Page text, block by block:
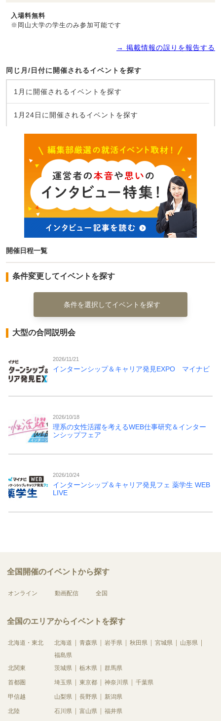
入場料無料
※岡山大学の学生のみ参加可能です
→ 掲載情報の誤りを報告する
同じ月/日付に開催されるイベントを探す
1月に開催されるイベントを探す
1月24日に開催されるイベントを探す
開催日程一覧
条件変更してイベントを探す
条件を選択してイベントを探す
大型の合同説明会
2026/11/21
インターンシップ＆キャリア発見EXPO マイナビ
2026/10/18
理系の女性活躍を考えるWEB仕事研究＆インター
ンシップフェア
2026/10/24
インターンシップ＆キャリア発見フェ 薬学生 WEB
LIVE
全国開催のイベントから探す
オンライン 動画配信 全国
全国のエリアからイベントを探す
北海道・東北 北海道 青森県 岩手県 秋田県 宮城県
山形県
福島県
北関東
茨城県 栃木県 群馬県
首都圏 埼玉県 東京都 神奈川県 千葉県
甲信越 山梨県 長野県 新潟県
北陸 石川県 富山県 福井県